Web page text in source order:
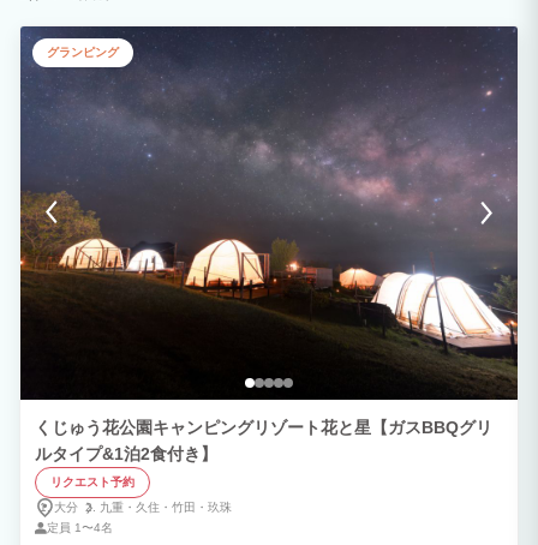
グランピング
くじゅう花公園キャンピングリゾート花と星【ガスBBQグリ
ルタイプ&1泊2食付き】
リクエスト予約
大分
九重・ 久住・ 竹田・ 玖珠
定員 1〜4名